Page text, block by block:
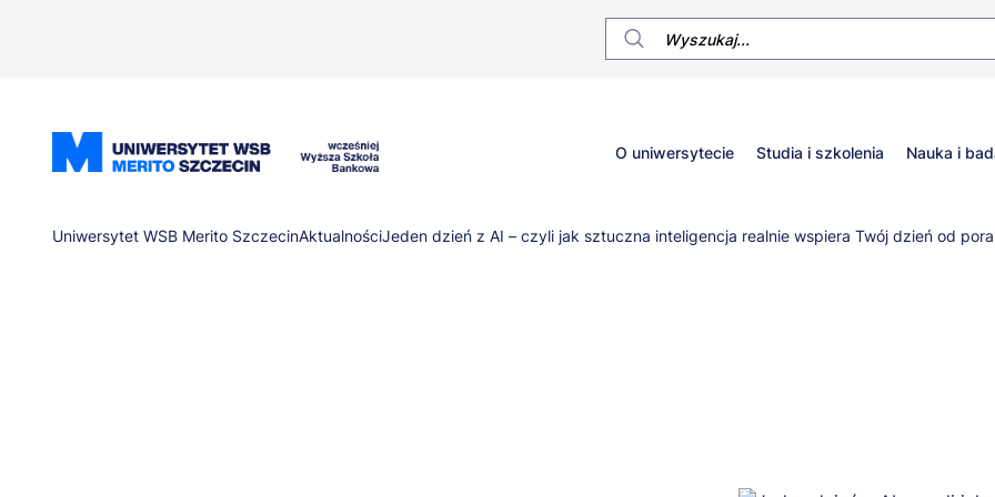
Główne
menu
O uniwersytecie Studia i szkolenia Nauka i
Ścieżka
Uniwersytet WSB Merito SzczecinAktualnościJeden dzień z AI – czyli jak sztuczna inteligencja realnie wspiera Twój dzień od